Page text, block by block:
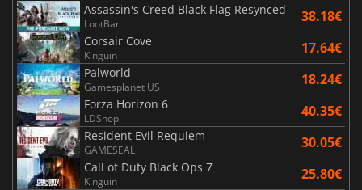
Assassin's Creed Black Flag Resynced
LootBar 38.18€
Corsair Cove
Kinguin 17.64€
Palworld
Gamesplanet US 18.24€
Forza Horizon 6
LDShop 40.35€
Resident Evil Requiem
GAMESEAL 30.05€
Call of Duty Black Ops 7
Kinguin 25.80€